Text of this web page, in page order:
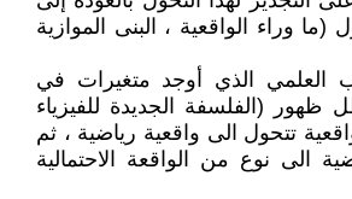
(ما وراء الواقعية ، البنى الموازية
العلمي الذي أوجد متغيرات في
ظهور (الفلسفة الجديدة للفيزياء
تتحول الى واقعية رياضية ، ثم
الى نوع من الواقعة الاحتمالية